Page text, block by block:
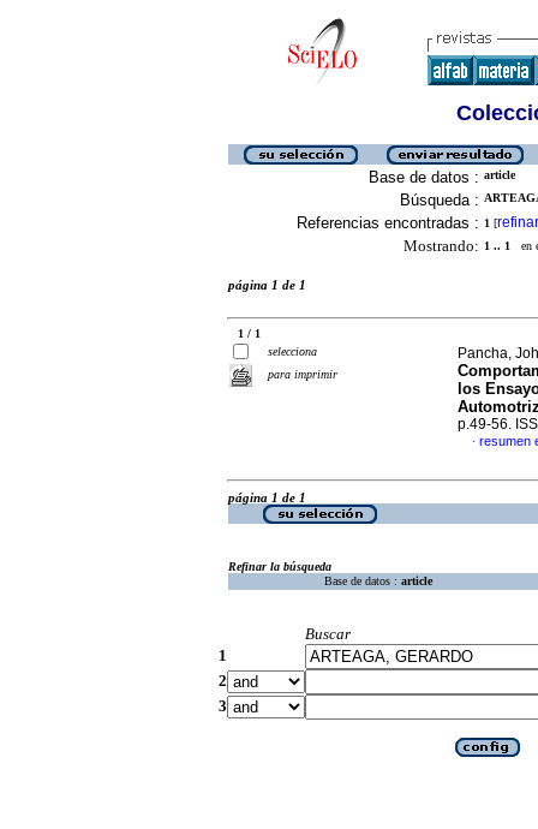
Base de datos : article
Búsqueda :
Referencias encontradas : 1 [refinar
Mostrando: 1 .. 1 en
página 1 de 1
1 / 1
selecciona
para imprimir
Pancha,
los
p.49-56.
· resumen
página 1 de 1
Refinar la búsqueda
Base de datos : article
Buscar
1
2
3